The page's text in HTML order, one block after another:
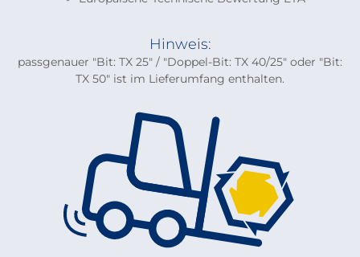
Hinweis:
passgenauer "Bit: TX 25" / "Doppel-Bit: TX 40/25" oder "Bit:
TX 50" ist im Lieferumfang enthalten.